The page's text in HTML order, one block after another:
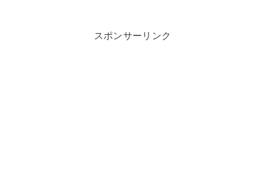
スポンサーリンク